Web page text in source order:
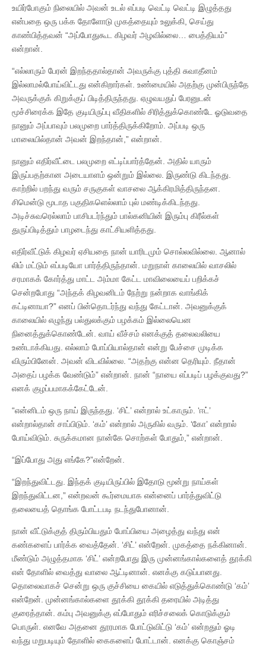
உயிர்போகும் நிலையில் அவன் உடல் எப்படி வெட்டி வெட்டி இழுத்தது
என்பதை ஒரு பக்க தோளோடு முகத்தையும் உலுக்கி, செய்து
காண்பித்தவன் “அப்போதுகூட கிழவர் அழவில்லை… பைத்தியம்”
என்றான்.
“எல்லாரும் பேரன் இறந்ததால்தான் அவருக்கு புத்தி சுவாதீனம்
இல்லாமல்போய்விட்டது என்கிறார்கள். உண்மையில் அதற்கு முன்பிருந்தே
அவருக்குக் கிறுக்குப் பிடித்திருந்தது. ஏழுவயதுப் பேரனுடன்
மூச்சிரைக்க இதே குடியிருப்பு வீதிகளில் சிரித்துக்கொண்டே ஓடுவதை
நானும் அப்பாவும் பலமுறை பார்த்திருக்கிறோம். அப்படி ஒரு
மாலையில்தான் அவன் இறந்தான்,” என்றான்.
நானும் எதிர்வீட்டை பலமுறை எட்டிப்பார்த்தேன். அதில் யாரும்
இருப்பதற்கான அடையாளம் ஒன்றும் இல்லை. இருண்டு கிடந்தது.
காற்றில் பறந்து வரும் சருகுகள் வாசலை ஆக்கிரமித்திருந்தன.
சிமென்டு மூடாத பகுதிகளெல்லாம் புல் மண்டிக்கிடந்தது.
அடிச்சுவரெல்லாம் பாசிபடர்ந்தும் பால்கனியின் இரும்பு கிரீல்கள்
துருப்பிடித்தும் பாழடைந்து காட்சியளித்தது.
எதிர்வீட்டுக் கிழவர் ஏசியதை நான் யாரிடமும் சொல்லவில்லை. ஆனால்
லிம் மட்டும் எப்படியோ பார்த்திருந்தான். மறுநாள் காலையில் வாசலில்
சரமாகக் கோர்த்து மாட்ட அம்மா கேட்ட மாவிலையைப் பறிக்கச்
சென்றபோது “அந்தக் கிழவனிடம் நேற்று நன்றாக வாங்கிக்
கட்டினாயா?” எனப் பின்தொடர்ந்து வந்து கேட்டான். அவனுக்குக்
காலையில் எழுந்து பல்துலக்கும் பழக்கம் இல்லையென
நினைத்துக்கொண்டேன். வாய் வீச்சம் எனக்குத் தலைவலியை
உண்டாக்கியது. எல்லாம் போப்பியால்தான் என்று பேச்சை முடிக்க
விரும்பினேன். அவன் விடவில்லை. “அதற்கு என்ன தெரியும். நீதான்
அதைப் பழக்க வேண்டும்” என்றான். நான் “நாயை எப்படிப் பழக்குவது?”
எனக் குழப்பமாகக்கேட்டேன்.
“என்னிடம் ஒரு நாய் இருந்தது. ‘சிட்’ என்றால் உட்காரும். ‘ஈட்’
என்றால்தான் சாப்பிடும். ‘கம்’ என்றால் அருகில் வரும். ‘கோ’ என்றால்
போய்விடும். சுருக்கமான நான்கே சொற்கள் போதும்,” என்றான்.
“இப்போது அது எங்கே?”என்றேன்.
“இறந்துவிட்டது. இந்தக் குடியிருப்பில் இதோடு மூன்று நாய்கள்
இறந்துவிட்டன,” என்றவன் கூர்மையாக என்னைப் பார்த்துவிட்டு
தலையைத் தொங்க போட்டபடி நடந்துபோனான்.
நான் வீட்டுக்குத் திரும்பியதும் போப்பியை அழைத்து வந்து என்
கண்களைப் பார்க்க வைத்தேன். ‘சிட்’ என்றேன். முகத்தை நக்கினான்.
மீண்டும் அழுத்தமாக ‘சிட்’ என்றபோது இரு முன்னங்கால்களைத் தூக்கி
என் தோளில் வைத்து வாலை ஆட்டினான். எனக்கு கடுப்பானது.
தொலைவாகச் சென்று ஒரு குச்சியை கையில் எடுத்துக்கொண்டு ‘கம்’
என்றேன். முன்னங்கால்களை தூக்கி தூக்கி தரையில் அடித்து
குரைத்தான். கம்பு அவனுக்கு எப்போதும் எரிச்சலைக் கொடுக்கும்
பொருள். எனவே அதனை தூரமாக போட்டுவிட்டு ‘கம்’ என்றதும் ஓடி
வந்து மறுபடியும் தோளில் கைகளைப் போட்டான். எனக்கு கொஞ்சம்